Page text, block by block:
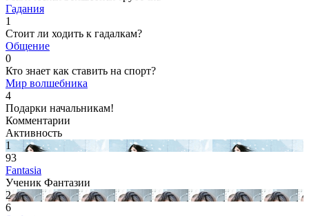
Гадания
1
Стоит ли ходить к гадалкам?
Общение
0
Кто знает как ставить на спорт?
Мир волшебника
4
Подарки начальникам!
Комментарии
Активность
1
93
Fantasia
Ученик Фантазии
2
6